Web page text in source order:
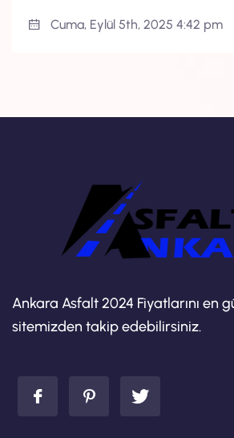
Cuma, Eylül 5th, 2025 4:42 pm
Ankara Asfalt 2024 Fiyatlarını en
sitemizden takip edebilirsiniz.